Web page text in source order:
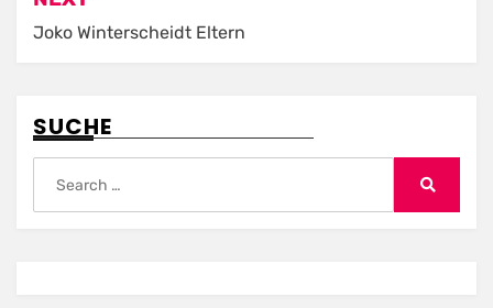
Joko Winterscheidt Eltern
SUCHE